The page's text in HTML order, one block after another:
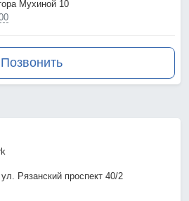
Мухиной 10
Позвонить
Рязанский проспект 40/2